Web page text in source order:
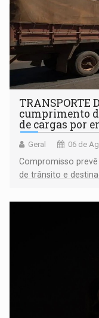
TRANSPORTE
cumprimento
de cargas por
Geral 06 de
Compromisso
de trânsito e